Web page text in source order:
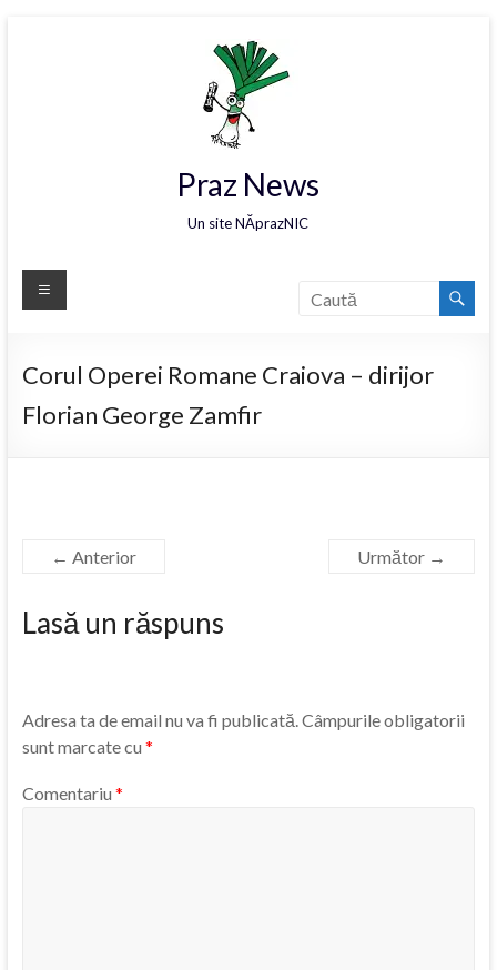
Praz News
Un site NĂprazNIC
Corul Operei Romane Craiova – dirijor
Florian George Zamfir
← Anterior Următor →
Lasă un răspuns
Adresa ta de email nu va fi publicată.Câmpurile obligatorii
sunt marcate cu *
Comentariu *